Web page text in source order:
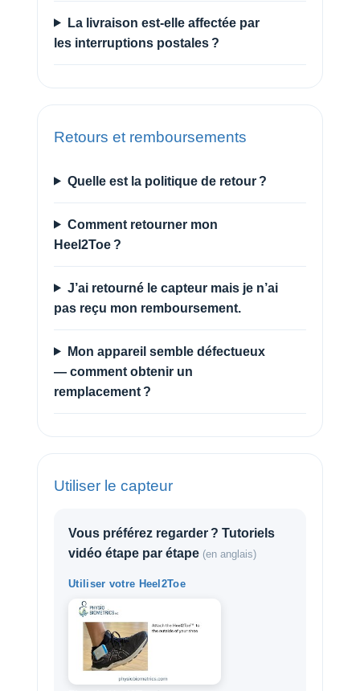
La livraison est-elle affectée par
les interruptions postales ?
Retours et remboursements
Quelle est la politique de retour ?
Comment retourner mon
Heel2Toe ?
J’ai retourné le capteur mais je n’ai
pas reçu mon remboursement.
Mon appareil semble défectueux
— comment obtenir un
remplacement ?
Utiliser le capteur
Vous préférez regarder ? Tutoriels
vidéo étape par étape (en anglais)
Utiliser votre Heel2Toe